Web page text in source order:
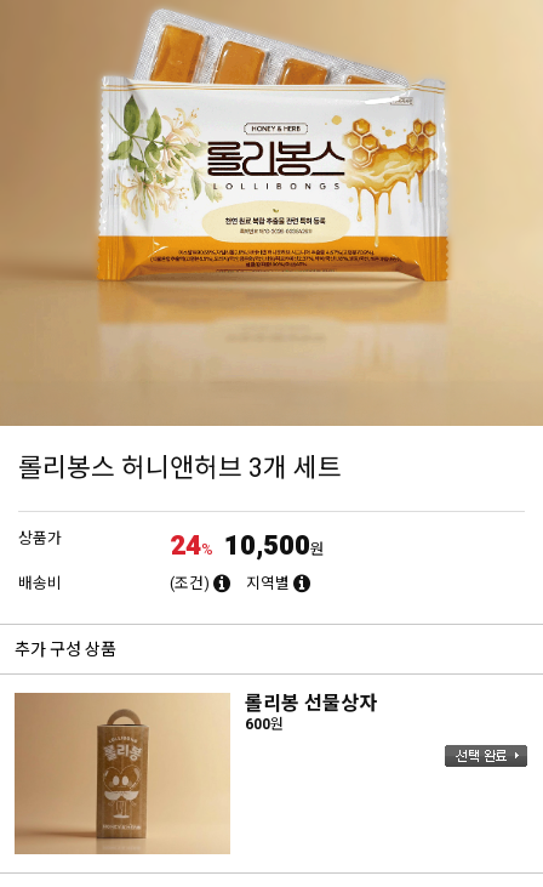
롤리봉스 허니앤허브 3개 세트
상품가 24% 10,500원
배송비
(조건) 지역별
추가 구성 상품
롤리봉 선물상자
600원